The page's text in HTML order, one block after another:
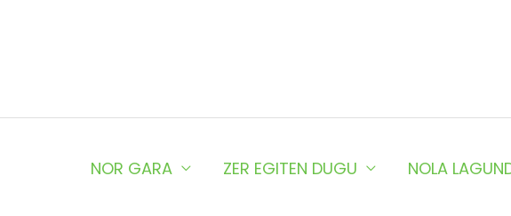
NOR GARA ZER EGITEN DUGU NOLA